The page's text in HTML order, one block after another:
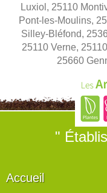
Luxiol, 25110
Pont-les-Moulins,
Silley-Bléfond,
25110 Verne,
25660
"
Accueil